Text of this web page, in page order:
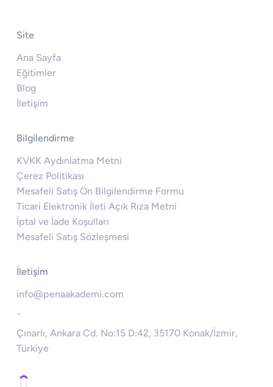
Site
Ana Sayfa
Eğitimler
Blog
İletişim
Bilgilendirme
KVKK Aydınlatma Metni
Çerez Politikası
Mesafeli Satış Ön Bilgilendirme Formu
Ticari Elektronik İleti Açık Rıza Metni
İptal ve İade Koşulları
Mesafeli Satış Sözleşmesi
İletişim
info@penaakademi.com
-
Çınarlı, Ankara Cd. No:15 D:42, 35170 Konak/İzmir,
Türkiye